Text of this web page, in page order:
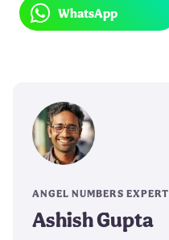
WhatsApp
ANGEL NUMBERS EXPERT
Ashish Gupta